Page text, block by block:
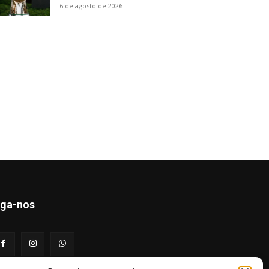
6 de agosto de 2026
nos